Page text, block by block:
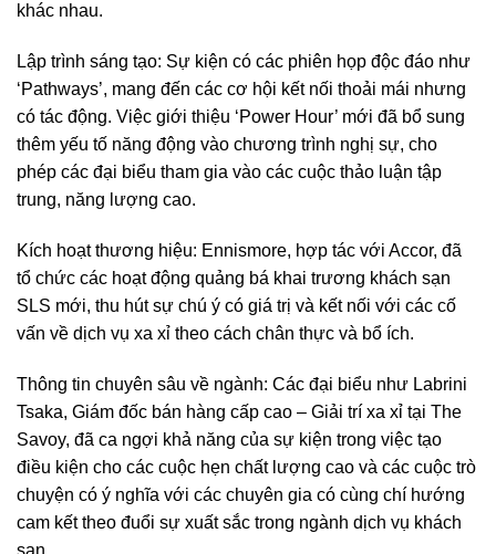
khác nhau.
Lập trình sáng tạo: Sự kiện có các phiên họp độc đáo như
‘Pathways’, mang đến các cơ hội kết nối thoải mái nhưng
có tác động. Việc giới thiệu ‘Power Hour’ mới đã bổ sung
thêm yếu tố năng động vào chương trình nghị sự, cho
phép các đại biểu tham gia vào các cuộc thảo luận tập
trung, năng lượng cao.
Kích hoạt thương hiệu: Ennismore, hợp tác với Accor, đã
tổ chức các hoạt động quảng bá khai trương khách sạn
SLS mới, thu hút sự chú ý có giá trị và kết nối với các cố
vấn về dịch vụ xa xỉ theo cách chân thực và bổ ích.
Thông tin chuyên sâu về ngành: Các đại biểu như Labrini
Tsaka, Giám đốc bán hàng cấp cao – Giải trí xa xỉ tại The
Savoy, đã ca ngợi khả năng của sự kiện trong việc tạo
điều kiện cho các cuộc hẹn chất lượng cao và các cuộc trò
chuyện có ý nghĩa với các chuyên gia có cùng chí hướng
cam kết theo đuổi sự xuất sắc trong ngành dịch vụ khách
sạn.